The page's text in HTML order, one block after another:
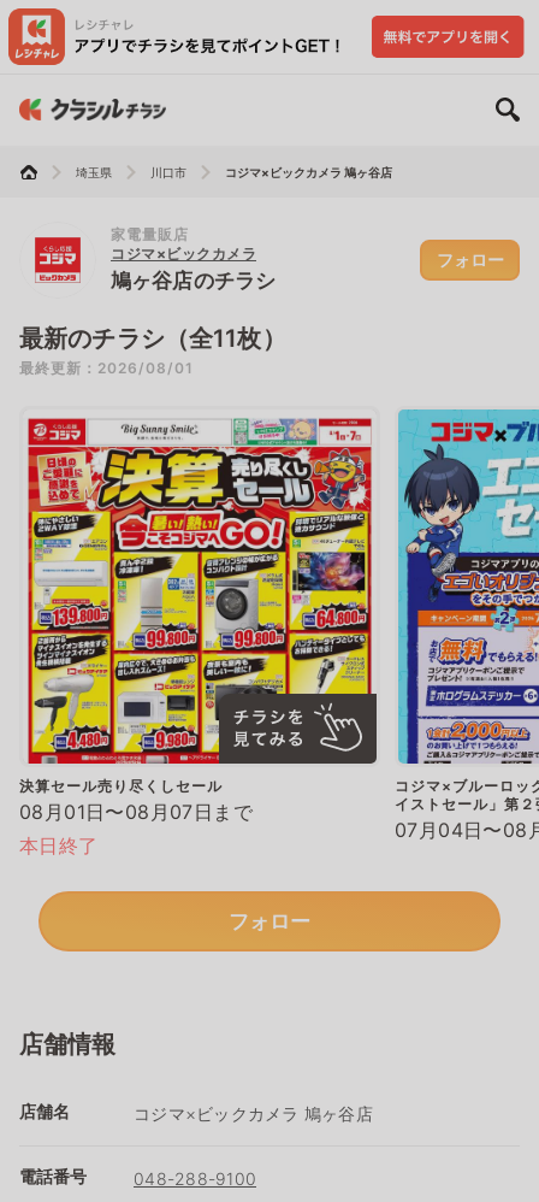
埼玉県 川口市 コジマ×ビックカメラ 鳩ヶ谷店
家電量販店
コジマ×ビックカメラ
鳩ヶ谷店のチラシ
フォロー
最新のチラシ（全11枚）
最終更新：2026/08/01
決算セール売り尽くしセール
08月01日〜08月07日まで
本日終了
コジマ×ブルーロ
イストセール」第２
07月04日〜08
フォロー
店舗情報
店舗名 コジマ×ビックカメラ 鳩ヶ谷店
電話番号 048-288-9100